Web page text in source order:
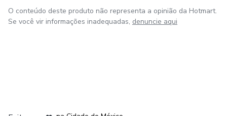
OAB/AC;
O conteúdo deste produto não representa a opinião da Hotmart.
Se você vir informações inadequadas, denuncie aqui